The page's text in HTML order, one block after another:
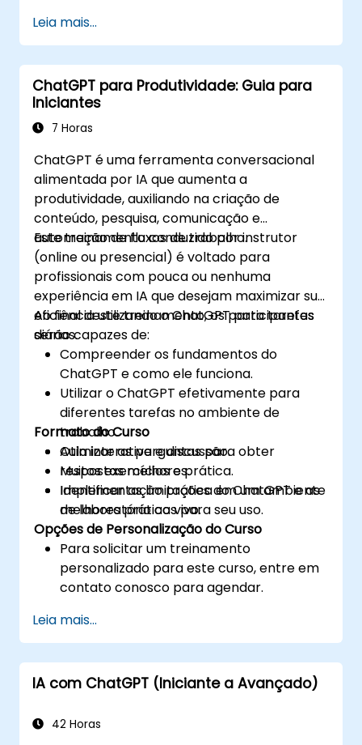
Leia mais...
ChatGPT para Produtividade: Guia para
Iniciantes
7 Horas
ChatGPT é uma ferramenta conversacional
alimentada por IA que aumenta a
produtividade, auxiliando na criação de
conteúdo, pesquisa, comunicação e
automação de fluxos de trabalho.
Este treinamento conduzido por instrutor
(online ou presencial) é voltado para
profissionais com pouca ou nenhuma
experiência em IA que desejam maximizar sua
eficiência utilizando o ChatGPT para tarefas
diárias.
Ao final deste treinamento, os participantes
serão capazes de:
Compreender os fundamentos do
ChatGPT e como ele funciona.
Utilizar o ChatGPT efetivamente para
diferentes tarefas no ambiente de
trabalho.
Otimizar as perguntas para obter
respostas melhores.
Identificar as limitações do ChatGPT e as
melhores práticas para seu uso.
Formato do Curso
Aula interativa e discussão.
Muitos exercícios e prática.
Implementação prática em um ambiente
de laboratório ao vivo.
Opções de Personalização do Curso
Para solicitar um treinamento
personalizado para este curso, entre em
contato conosco para agendar.
Leia mais...
IA com ChatGPT (Iniciante a Avançado)
42 Horas